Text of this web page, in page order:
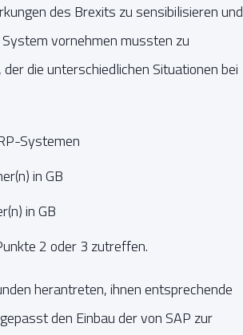
des Brexits zu sensibilisieren und
vornehmen mussten zu
die unterschiedlichen Situationen bei
Systemen
in GB
in GB
2 oder 3 zutreffen.
herantreten, ihnen entsprechende
den Einbau der von SAP zur